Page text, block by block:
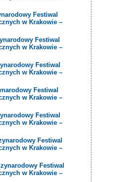
Festiwal
w Krakowie –
Festiwal
w Krakowie –
Festiwal
w Krakowie –
Festiwal
w Krakowie –
Festiwal
w Krakowie –
Festiwal
w Krakowie –
Festiwal
w Krakowie –